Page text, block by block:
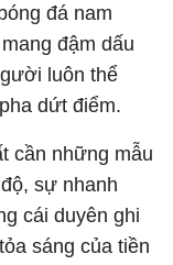
đá nam
đậm dấu
luôn thể
dứt điểm.
cần những mẫu
sự nhanh
cái duyên ghi
sáng của tiền